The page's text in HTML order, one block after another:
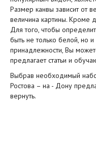
Размер канвы зависит от
величина картины. Кроме
Для того, чтобы
быть не только белой, но
принадлежности, Вы
предлагает статьи и
Выбрав необходимый
Ростова – на - Дону
вернуть.